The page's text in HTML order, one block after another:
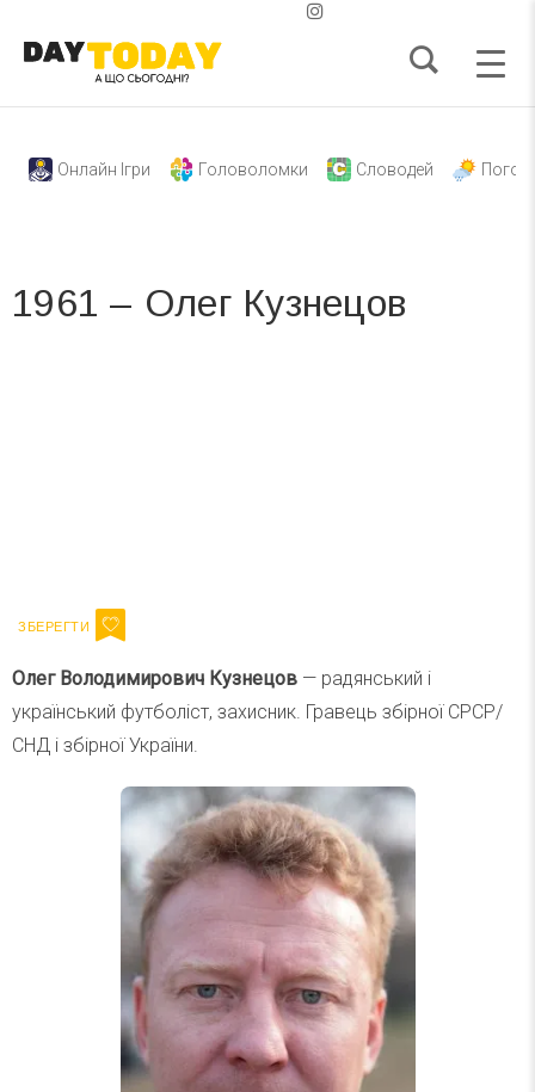
Онлайн Ігри Головоломки Словодей
1961 – Олег Кузнецов
Олег Володимирович Кузнецов — радянський і
український футболіст, захисник. Гравець збірної СРСР/
СНД і збірної України.